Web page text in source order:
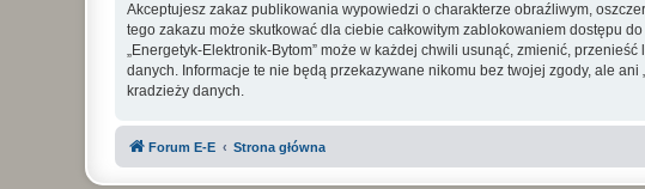
Akceptujesz zakaz publikowania wypowiedzi o charakterze obraźliwym,
tego zakazu może skutkować dla ciebie całkowitym zablokowaniem dostępu
„Energetyk-Elektronik-Bytom” może w każdej chwili usunąć, zmienić,
danych. Informacje te nie będą przekazywane nikomu bez twojej zgody, ale
kradzieży danych.
Forum E-E Strona główna